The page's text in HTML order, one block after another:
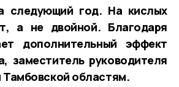
следующий год. На кислых
а не двойной. Благодаря
дополнительный эффект
заместитель руководителя
Тамбовской областям.